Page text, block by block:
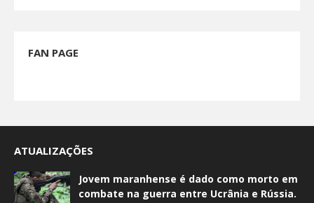
FAN PAGE
ATUALIZAÇÕES
Jovem maranhense é dado como morto em
combate na guerra entre Ucrânia e Rússia.